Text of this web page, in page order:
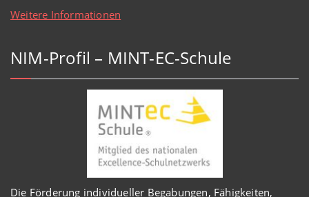
Weitere Informationen
NIM-Profil – MINT-EC-Schule
Die Förderung individueller Begabungen, Fähigkeiten,